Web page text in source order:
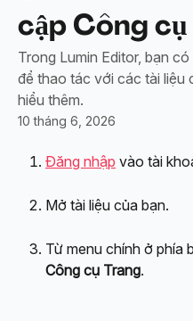
cập Công
Trong Lumin Editor, bạn
để thao tác với các tài liệu
hiểu thêm.
10 tháng 6, 2026
Đăng nhập vào tài
Mở tài liệu của bạn.
Từ menu chính ở phía
Công cụ Trang.